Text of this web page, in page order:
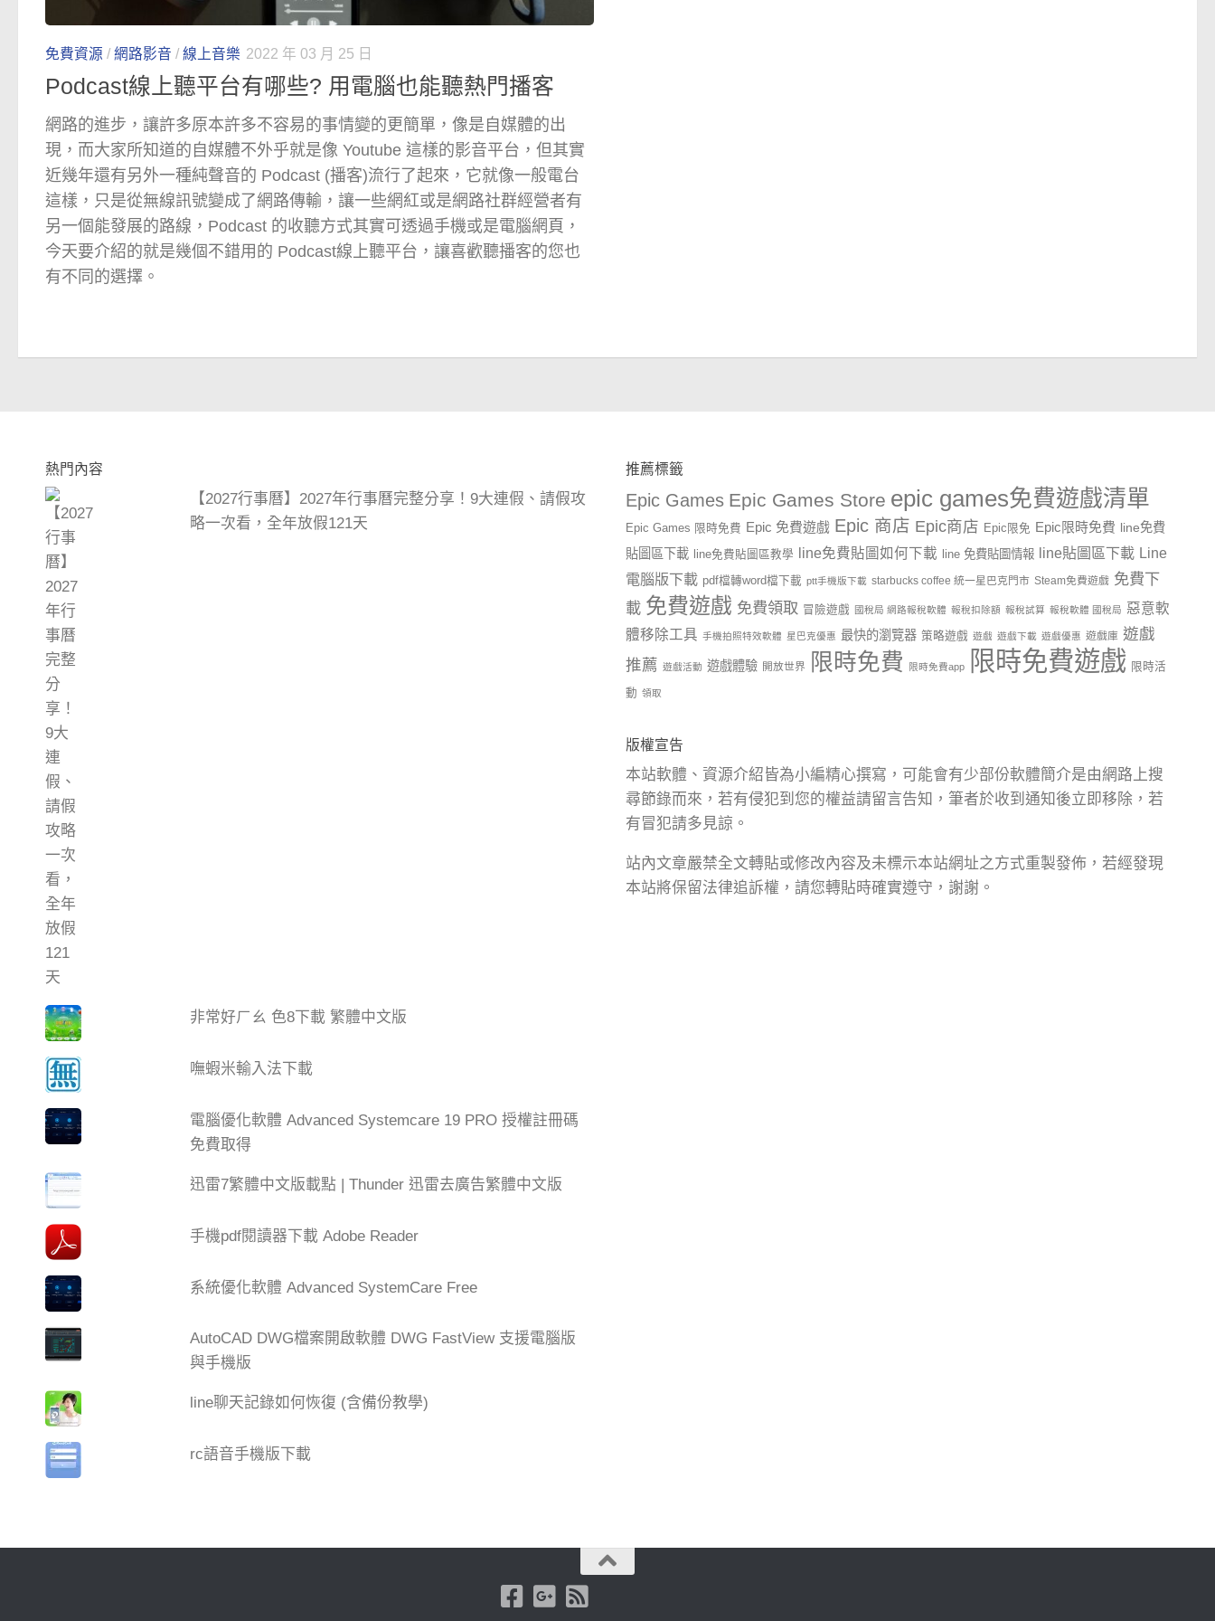
免費資源 / 網路影音 / 線上音樂 2022 年 03 月 25 日
Podcast線上聽平台有哪些? 用電腦也能聽熱門播客
網路的進步，讓許多原本許多不容易的事情變的更簡單，像是自媒體的出
現，而大家所知道的自媒體不外乎就是像 Youtube 這樣的影音平台，但其實
近幾年還有另外一種純聲音的 Podcast (播客)流行了起來，它就像一般電台
這樣，只是從無線訊號變成了網路傳輸，讓一些網紅或是網路社群經營者有
另一個能發展的路線，Podcast 的收聽方式其實可透過手機或是電腦網頁，
今天要介紹的就是幾個不錯用的 Podcast線上聽平台，讓喜歡聽播客的您也
有不同的選擇。
熱門內容
【2027行事曆】2027年行事曆完整分享！9大連假、請假攻
略一次看，全年放假121天
非常好ㄏㄠ 色8下載 繁體中文版
嘸蝦米輸入法下載
電腦優化軟體 Advanced Systemcare 19 PRO 授權註冊碼
免費取得
迅雷7繁體中文版載點 | Thunder 迅雷去廣告繁體中文版
手機pdf閱讀器下載 Adobe Reader
系統優化軟體 Advanced SystemCare Free
AutoCAD DWG檔案開啟軟體 DWG FastView 支援電腦版
與手機版
line聊天記錄如何恢復 (含備份教學)
rc語音手機版下載
推薦標籤
Epic Games Epic Games Store epic games免費遊戲清單
Epic Games 限時免費 Epic 免費遊戲 Epic 商店 Epic商店 Epic限免 Epic限時免費 line免費
貼圖區下載
line免費貼圖區教學 line免費貼圖如何下載 line 免費貼圖情報 line貼圖區下載 Line
電腦版下載 pdf檔轉word檔下載 ptt手機版下載 starbucks coffee 統一星巴克門市 Steam免費遊戲 免費下
載 免費遊戲 免費領取 冒險遊戲 國稅局 網路報稅軟體 報稅扣除額 報稅試算 報稅軟體 國稅局 惡意軟
體移除工具 手機拍照特效軟體 星巴克優惠 最快的瀏覽器 策略遊戲 遊戲 遊戲下載 遊戲優惠 遊戲庫 遊戲
推薦 遊戲活動 遊戲體驗 開放世界 限時免費 限時免費app 限時免費遊戲 限時活
動 領取
版權宣告
本站軟體、資源介紹皆為小編精心撰寫，可能會有少部份軟體簡介是由網路上搜
尋節錄而來，若有侵犯到您的權益請留言告知，筆者於收到通知後立即移除，若
有冒犯請多見諒。
站內文章嚴禁全文轉貼或修改內容及未標示本站網址之方式重製發佈，若經發現
本站將保留法律追訴權，請您轉貼時確實遵守，謝謝。